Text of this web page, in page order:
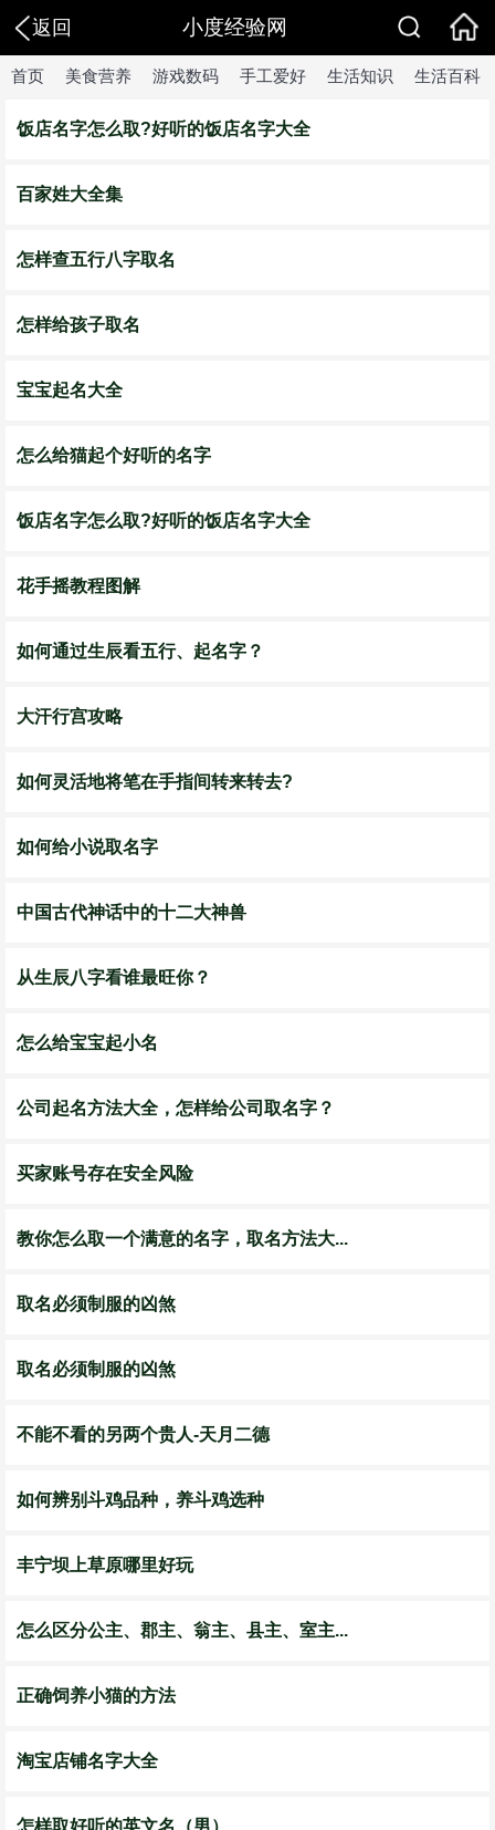
返回 小度经验网
首页 美食营养 游戏数码 手工爱好 生活知识 生活百科
饭店名字怎么取?好听的饭店名字大全
百家姓大全集
怎样查五行八字取名
怎样给孩子取名
宝宝起名大全
怎么给猫起个好听的名字
饭店名字怎么取?好听的饭店名字大全
花手摇教程图解
如何通过生辰看五行、起名字？
大汗行宫攻略
如何灵活地将笔在手指间转来转去?
如何给小说取名字
中国古代神话中的十二大神兽
从生辰八字看谁最旺你？
怎么给宝宝起小名
公司起名方法大全，怎样给公司取名字？
买家账号存在安全风险
教你怎么取一个满意的名字，取名方法大...
取名必须制服的凶煞
取名必须制服的凶煞
不能不看的另两个贵人-天月二德
如何辨别斗鸡品种，养斗鸡选种
丰宁坝上草原哪里好玩
怎么区分公主、郡主、翁主、县主、室主...
正确饲养小猫的方法
淘宝店铺名字大全
怎样取好听的英文名（男）